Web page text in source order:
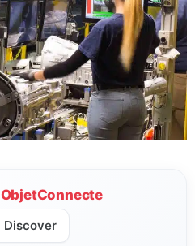
ObjetConnecte
Discover